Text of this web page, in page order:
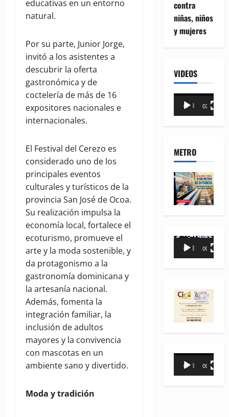
educativas en un entorno
natural.
Por su parte, Junior Jorge,
invitó a los asistentes a
descubrir la oferta
gastronómica y de
coctelería de más de 16
expositores nacionales e
internacionales.
El Festival del Cerezo es
considerado uno de los
principales eventos
culturales y turísticos de la
provincia San José de Ocoa.
Su realización impulsa la
economía local, fortalece el
ecoturismo, promueve el
arte y la moda sostenible, y
da protagonismo a la
gastronomía dominicana y
la artesanía nacional.
Además, fomenta la
integración familiar, la
inclusión de adultos
mayores y la convivencia
con mascotas en un
ambiente sano y divertido.
Moda y tradición
contra
niñas, niños
y mujeres
VIDEOS
Reproductor
00:00 02:18
METRO
Reproductor
00:00 00:35
Reproductor
00:00 00:31